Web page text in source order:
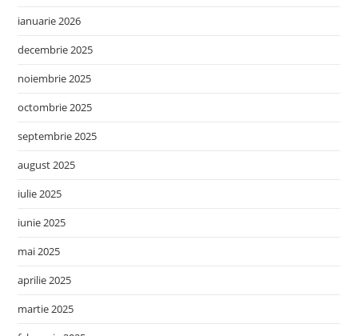
ianuarie 2026
decembrie 2025
noiembrie 2025
octombrie 2025
septembrie 2025
august 2025
iulie 2025
iunie 2025
mai 2025
aprilie 2025
martie 2025